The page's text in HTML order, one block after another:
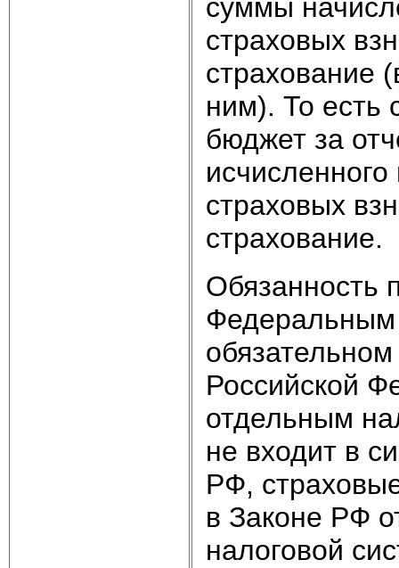
суммы
страховых
страхование
ним). То
бюджет за
страховых
страхование.
Обязанность
Российской
отдельным
не входит в
РФ,
в Законе РФ
налоговой